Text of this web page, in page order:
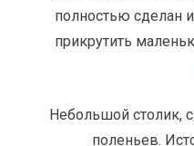
полностью сделан
прикрутить
Небольшой столик,
поленьев.